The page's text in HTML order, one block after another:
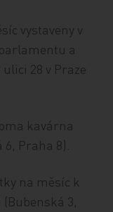
vystaveny v
a
28 v Praze
kavárna
Praha 8).
na měsíc k
3,